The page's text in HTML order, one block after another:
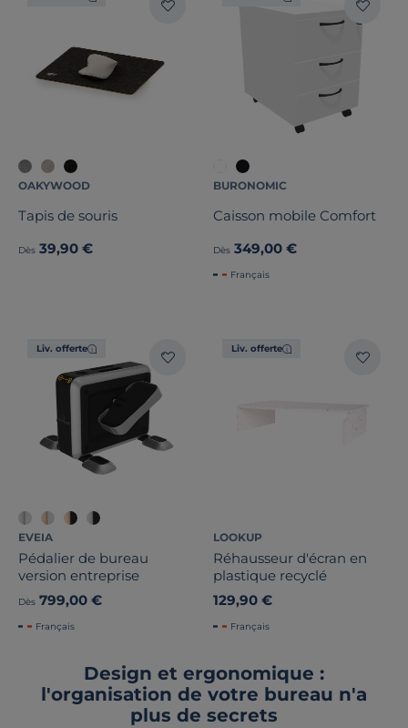
OAKYWOOD
Tapis de souris
Dès 39,90 €
BURONOMIC
Caisson mobile Comfort
Dès 349,00 €
Français
Liv. offerte
EVEIA
Pédalier de bureau
version entreprise
Dès 799,00 €
Français
Liv. offerte
LOOKUP
Réhausseur d'écran en
plastique recyclé
129,90 €
Français
Design et ergonomique :
l'organisation de votre bureau n'a
plus de secrets